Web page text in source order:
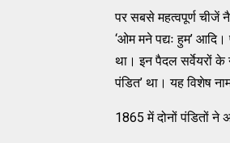
पर सबसे महत्वपूर्ण चीजें
‘ओम मने पद्यः हुम’
था। इन पैदल सर्वेयरों
पंडित’ था। यह विशेष
1865 में दोनों पंडितों ने